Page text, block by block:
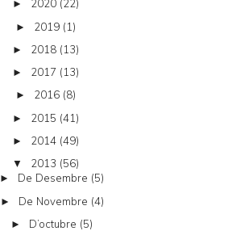
► 2020 (22)
► 2019 (1)
► 2018 (13)
► 2017 (13)
► 2016 (8)
► 2015 (41)
► 2014 (49)
▼ 2013 (56)
► De Desembre (5)
► De Novembre (4)
► D’octubre (5)